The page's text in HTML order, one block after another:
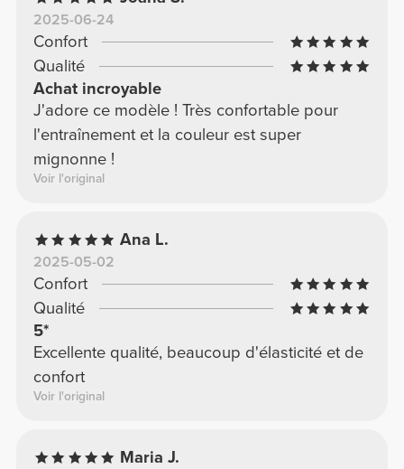
2025-06-24
Confort
Qualité
Achat incroyable
J'adore ce modèle ! Très confortable pour
l'entraînement et la couleur est super
mignonne !
Voir l'original
Ana L.
2025-05-02
Confort
Qualité
5*
Excellente qualité, beaucoup d'élasticité et de
confort
Voir l'original
Maria J.